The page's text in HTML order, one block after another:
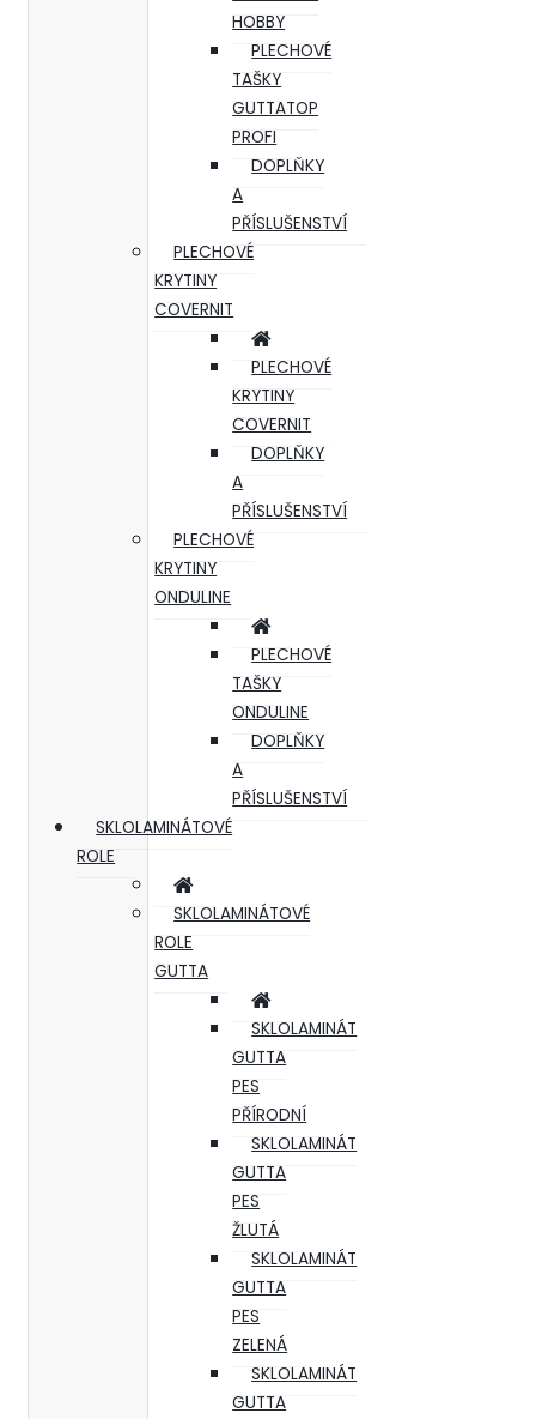
HOBBY
PLECHOVÉ
TAŠKY
GUTTATOP
PROFI
DOPLŇKY
A
PŘÍSLUŠENSTVÍ
PLECHOVÉ
KRYTINY
COVERNIT
PLECHOVÉ
KRYTINY
COVERNIT
DOPLŇKY
A
PŘÍSLUŠENSTVÍ
PLECHOVÉ
KRYTINY
ONDULINE
PLECHOVÉ
TAŠKY
ONDULINE
DOPLŇKY
A
PŘÍSLUŠENSTVÍ
SKLOLAMINÁTOVÉ
ROLE
SKLOLAMINÁTOVÉ
ROLE
GUTTA
SKLOLAMINÁT
GUTTA
PES
PŘÍRODNÍ
SKLOLAMINÁT
GUTTA
PES
ŽLUTÁ
SKLOLAMINÁT
GUTTA
PES
ZELENÁ
SKLOLAMINÁT
GUTTA